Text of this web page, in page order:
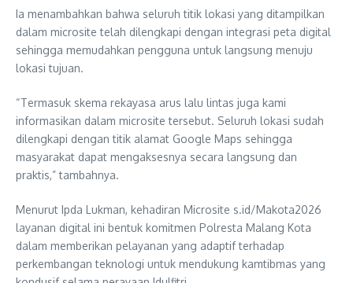
Ia menambahkan bahwa seluruh titik lokasi yang ditampilkan
dalam microsite telah dilengkapi dengan integrasi peta digital
sehingga memudahkan pengguna untuk langsung menuju
lokasi tujuan.
“Termasuk skema rekayasa arus lalu lintas juga kami
informasikan dalam microsite tersebut. Seluruh lokasi sudah
dilengkapi dengan titik alamat Google Maps sehingga
masyarakat dapat mengaksesnya secara langsung dan
praktis,” tambahnya.
Menurut Ipda Lukman, kehadiran Microsite s.id/Makota2026
layanan digital ini bentuk komitmen Polresta Malang Kota
dalam memberikan pelayanan yang adaptif terhadap
perkembangan teknologi untuk mendukung kamtibmas yang